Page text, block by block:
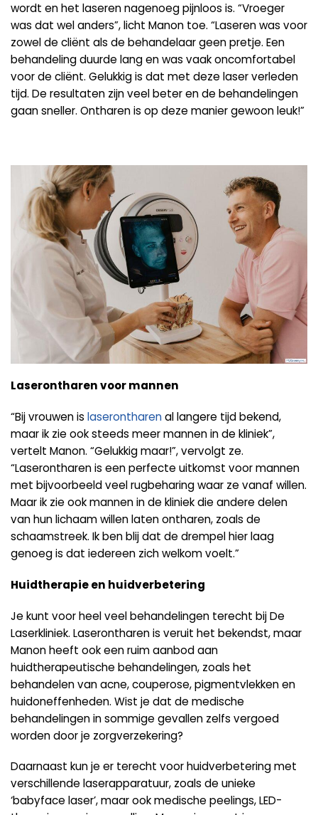
wordt en het laseren nagenoeg pijnloos is. “Vroeger
was dat wel anders”, licht Manon toe. “Laseren was voor
zowel de cliënt als de behandelaar geen pretje. Een
behandeling duurde lang en was vaak oncomfortabel
voor de cliënt. Gelukkig is dat met deze laser verleden
tijd. De resultaten zijn veel beter en de behandelingen
gaan sneller. Ontharen is op deze manier gewoon leuk!”
Laserontharen voor mannen
“Bij vrouwen is laserontharenal langere tijd bekend,
maar ik zie ook steeds meer mannen in de kliniek”,
vertelt Manon. “Gelukkig maar!”, vervolgt ze.
“Laserontharen is een perfecte uitkomst voor mannen
met bijvoorbeeld veel rugbeharing waar ze vanaf willen.
Maar ik zie ook mannen in de kliniek die andere delen
van hun lichaam willen laten ontharen, zoals de
schaamstreek. Ik ben blij dat de drempel hier laag
genoeg is dat iedereen zich welkom voelt.”
Huidtherapie en huidverbetering
Je kunt voor heel veel behandelingen terecht bij De
Laserkliniek. Laserontharen is veruit het bekendst, maar
Manon heeft ook een ruim aanbod aan
huidtherapeutische behandelingen, zoals het
behandelen van acne, couperose, pigmentvlekken en
huidoneffenheden. Wist je dat de medische
behandelingen in sommige gevallen zelfs vergoed
worden door je zorgverzekering?
Daarnaast kun je er terecht voor huidverbetering met
verschillende laserapparatuur, zoals de unieke
‘babyface laser’, maar ook medische peelings, LED-